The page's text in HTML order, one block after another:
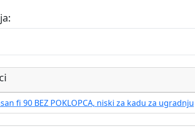
fi 90 BEZ POKLOPCA, niski za kadu za ugradnju